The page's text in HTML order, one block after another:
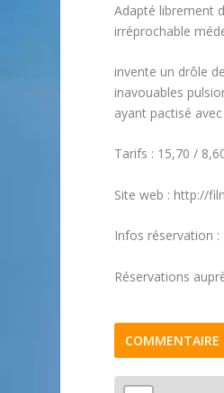
Adapté librement
irréprochable
invente un drôle
inavouables
ayant pactisé
Tarifs : 15,70 /
Site web : http://
Infos réservation :
Réservations
COMMENTAIRE